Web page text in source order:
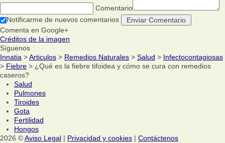
Comentario
Notificarme de nuevos comentarios
Comenta en Google+
Créditos de la imagen
Síguenos
Innatia >Articulos > Remedios Naturales > Salud > Infectocontagiosas
> Fiebre > ¿Qué es la fiebre tifoidea y cómo se cura con remedios
caseros?
Salud
Pulmones
Tiroides
Gota
Fertilidad
Hongos
2026 ©Aviso Legal | Privacidad y cookies | Contáctenos